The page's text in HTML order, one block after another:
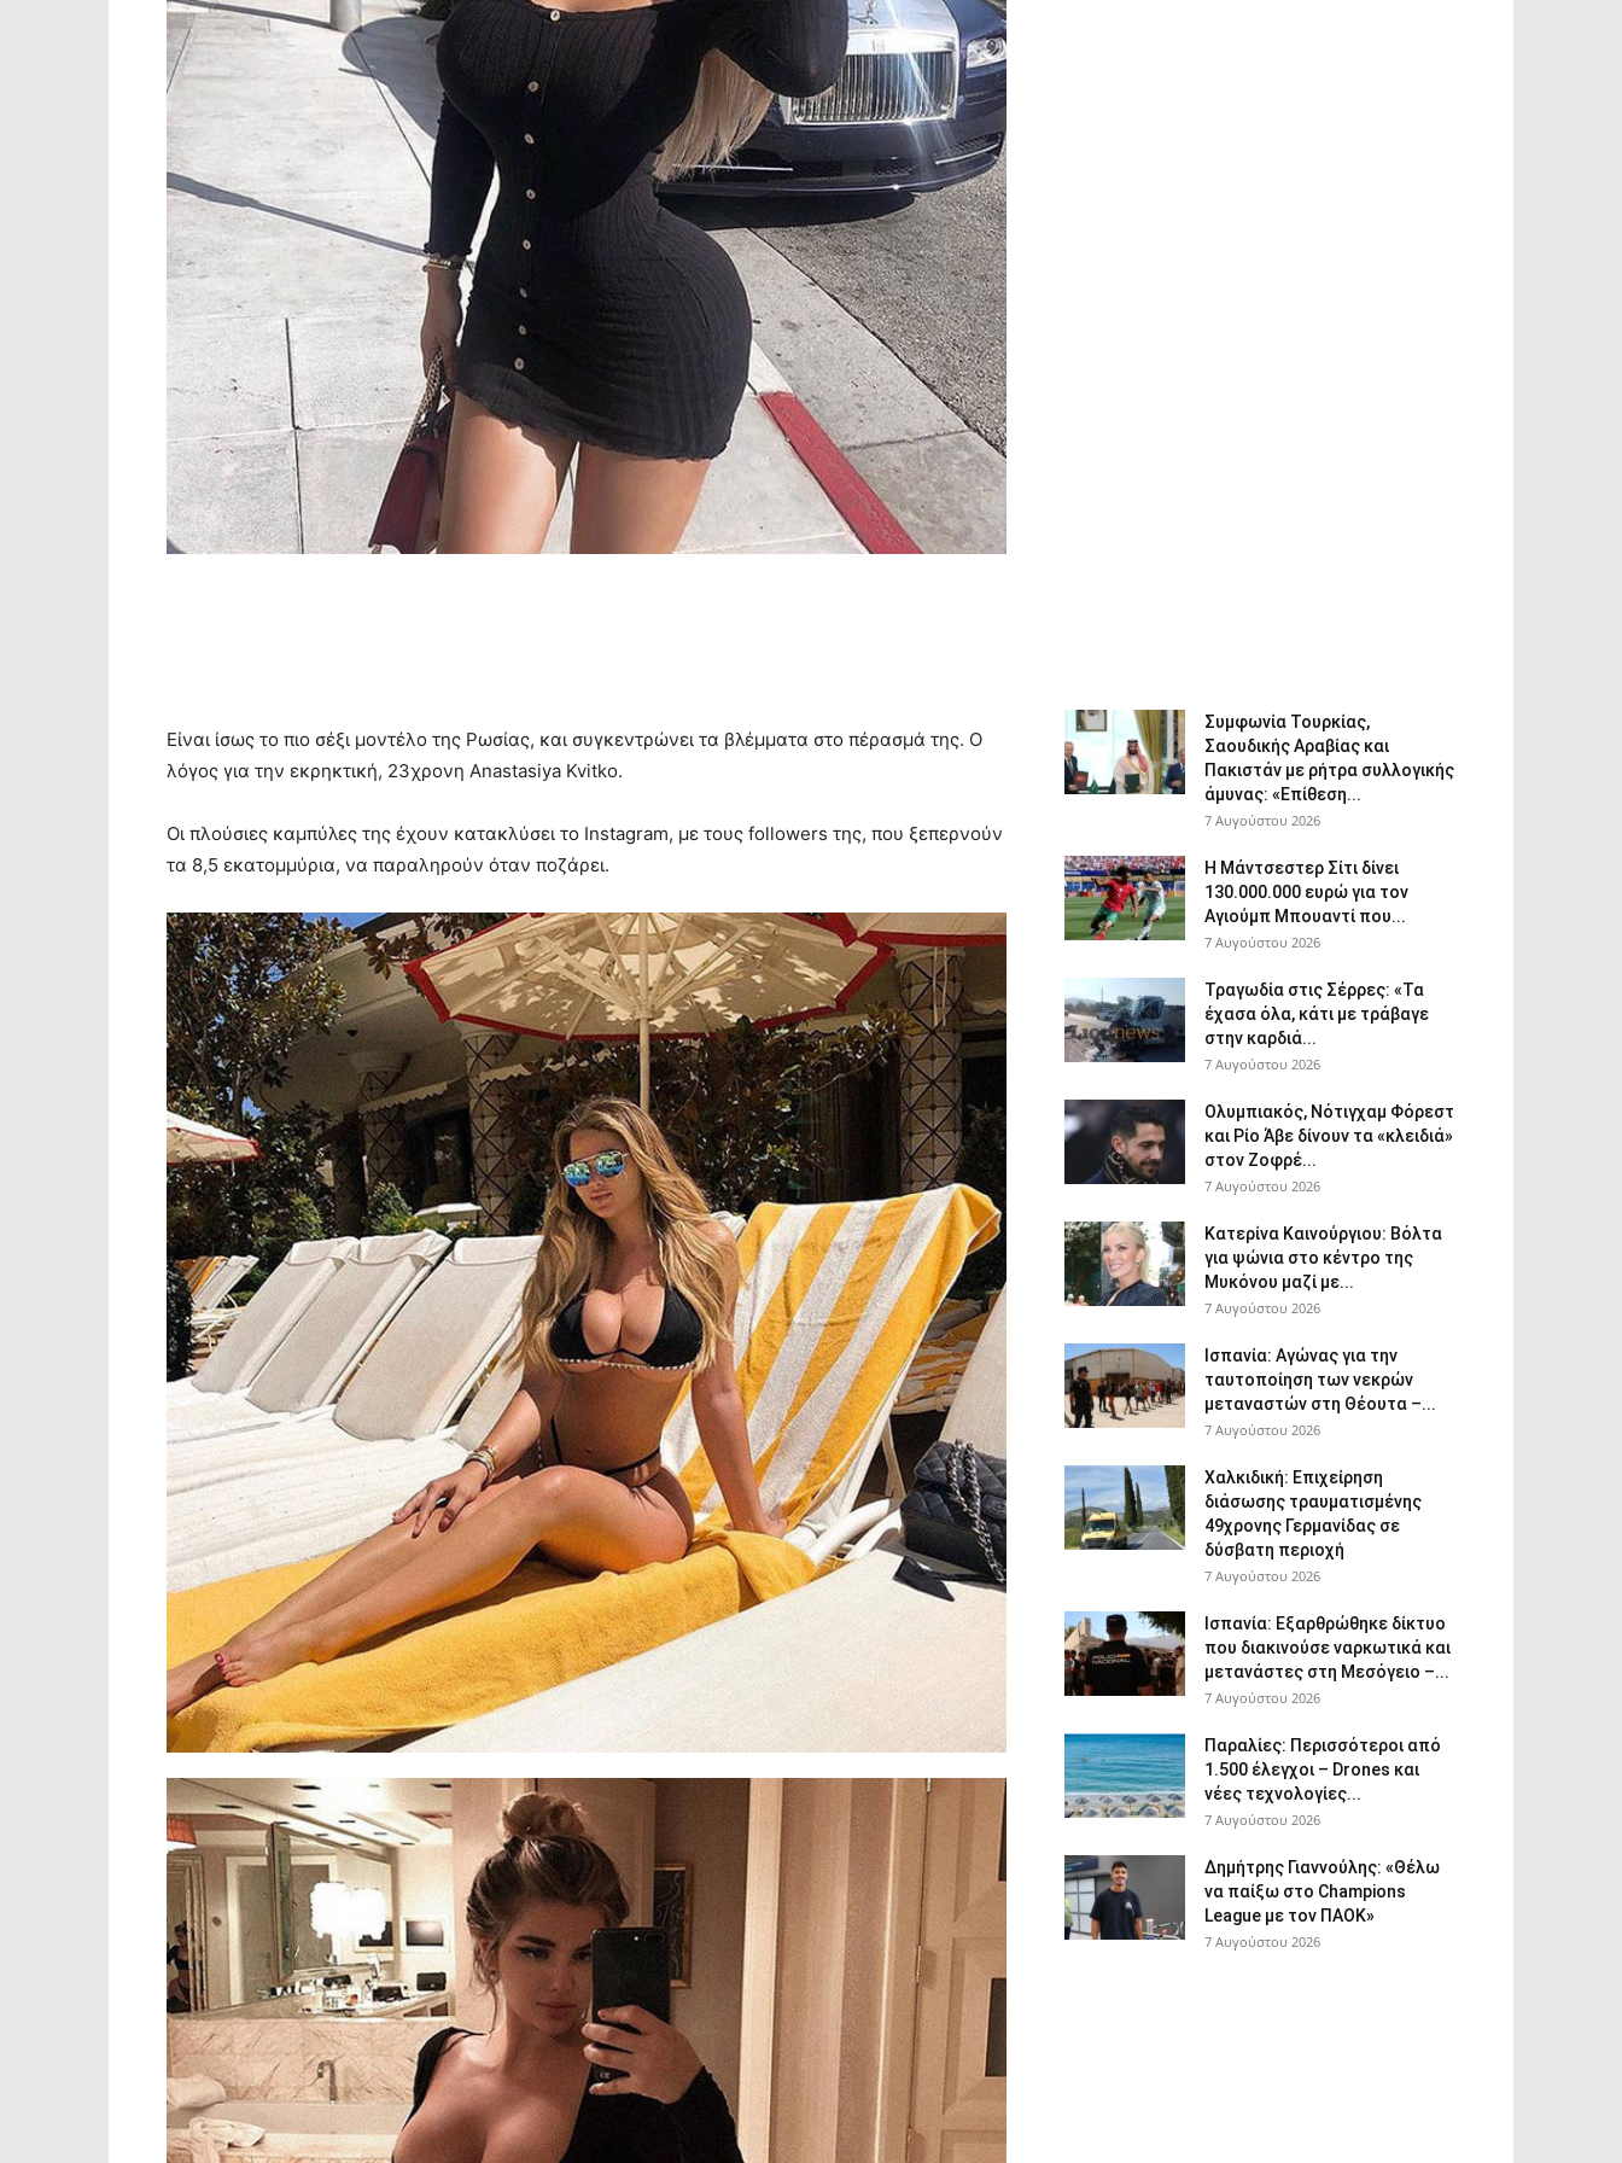
Είναι ίσως το πιο σέξι μοντέλο της Ρωσίας, και συγκεντρώνει τα βλέμματα στο πέρασμά της. Ο
λόγος για την εκρηκτική, 23χρονη Anastasiya Kvitko.
Οι πλούσιες καμπύλες της έχουν κατακλύσει το Instagram, με τους followers της, που ξεπερνούν
τα 8,5 εκατομμύρια, να παραληρούν όταν ποζάρει.
Συμφωνία Τουρκίας,
Σαουδικής Αραβίας και
Πακιστάν με ρήτρα συλλογικής
άμυνας: «Επίθεση...
7 Αυγούστου 2026
Η Μάντσεστερ Σίτι δίνει
130.000.000 ευρώ για τον
Αγιούμπ Μπουαντί που...
7 Αυγούστου 2026
Τραγωδία στις Σέρρες: «Τα
έχασα όλα, κάτι με τράβαγε
στην καρδιά...
7 Αυγούστου 2026
Ολυμπιακός, Νότιγχαμ Φόρεστ
και Ρίο Άβε δίνουν τα «κλειδιά»
στον Ζοφρέ...
7 Αυγούστου 2026
Κατερίνα Καινούργιου: Βόλτα
για ψώνια στο κέντρο της
Μυκόνου μαζί με...
7 Αυγούστου 2026
Ισπανία: Αγώνας για την
ταυτοποίηση των νεκρών
μεταναστών στη Θέουτα –...
7 Αυγούστου 2026
Χαλκιδική: Επιχείρηση
διάσωσης τραυματισμένης
49χρονης Γερμανίδας σε
δύσβατη περιοχή
7 Αυγούστου 2026
Ισπανία: Εξαρθρώθηκε δίκτυο
που διακινούσε ναρκωτικά και
μετανάστες στη Μεσόγειο –...
7 Αυγούστου 2026
Παραλίες: Περισσότεροι από
1.500 έλεγχοι – Drones και
νέες τεχνολογίες...
7 Αυγούστου 2026
Δημήτρης Γιαννούλης: «Θέλω
να παίξω στο Champions
League με τον ΠΑΟΚ»
7 Αυγούστου 2026